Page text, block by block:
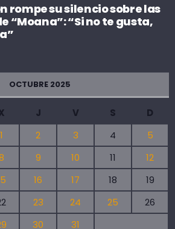
rompe su silencio sobre las
“Moana”: “Si no te gusta,
OCTUBRE 2025
J V S
D
1
2 3 4
5
9 10 11
12
16 17 18
19
23 24 25
26
30
31